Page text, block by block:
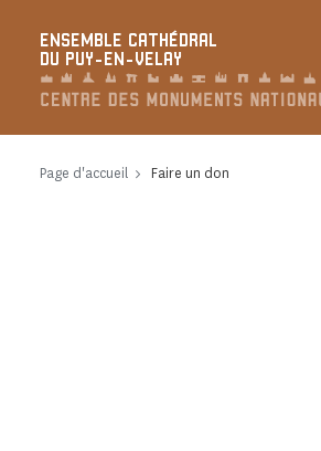
ENSEMBLE CATHÉDRAL
DU PUY-EN-VELAY
Page d'accueil Faire un don